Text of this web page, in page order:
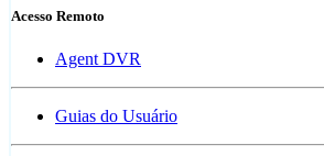
Acesso Remoto
Agent DVR
Guias do Usuário